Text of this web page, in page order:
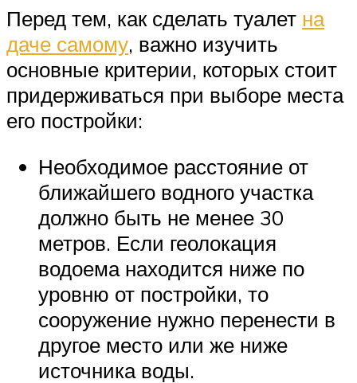
Перед тем, как сделать туалет на
даче самому, важно изучить
основные критерии, которых стоит
придерживаться при выборе места
его постройки:
Необходимое расстояние от
ближайшего водного участка
должно быть не менее 30
метров. Если геолокация
водоема находится ниже по
уровню от постройки, то
сооружение нужно перенести в
другое место или же ниже
источника воды.